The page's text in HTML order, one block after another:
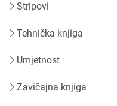
Stripovi
Tehnička knjiga
Umjetnost
Zavičajna knjiga